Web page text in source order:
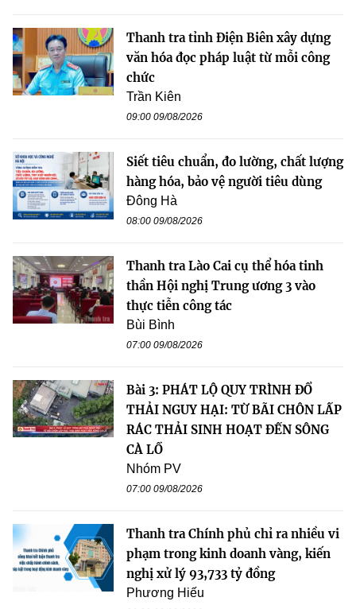
Thanh tra tỉnh Điện Biên xây dựng
văn hóa đọc pháp luật từ mỗi công
chức
Trần Kiên
09:00 09/08/2026
Siết tiêu chuẩn, đo lường, chất lượng
hàng hóa, bảo vệ người tiêu dùng
Đông Hà
08:00 09/08/2026
Thanh tra Lào Cai cụ thể hóa tinh
thần Hội nghị Trung ương 3 vào
thực tiễn công tác
Bùi Bình
07:00 09/08/2026
Bài 3: PHÁT LỘ QUY TRÌNH ĐỔ
THẢI NGUY HẠI: TỪ BÃI CHÔN LẤP
RÁC THẢI SINH HOẠT ĐẾN SÔNG
CÀ LỒ
Nhóm PV
07:00 09/08/2026
Thanh tra Chính phủ chỉ ra nhiều vi
phạm trong kinh doanh vàng, kiến
nghị xử lý 93,733 tỷ đồng
Phương Hiếu